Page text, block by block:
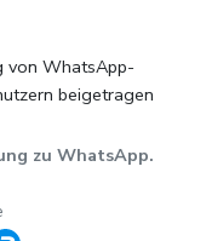
von WhatsApp-
beigetragen
zu WhatsApp.